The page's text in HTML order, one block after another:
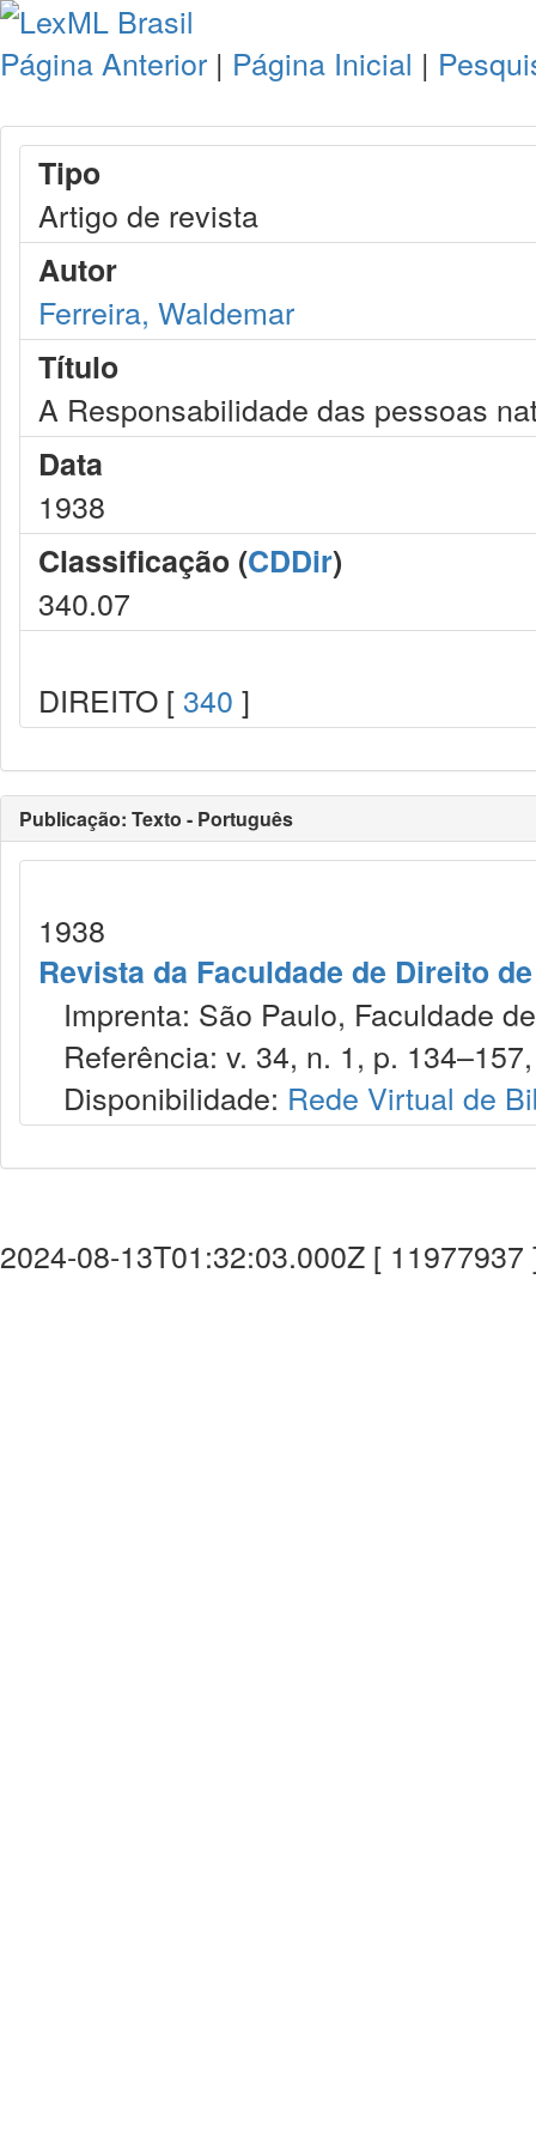
Página Anterior | Página Inicial |
Tipo
Artigo de revista
Autor
Ferreira, Waldemar
Título
A Responsabilidade das pessoas
Data
1938
Classificação (CDDir)
340.07
DIREITO [ 340 ]
Publicação: Texto - Português
1938
Revista da Faculdade de Direito
Imprenta: São Paulo, Faculdade
Referência: v. 34, n. 1, p.
Disponibilidade: Rede Virtual de
2024-08-13T01:32:03.000Z [ 11977937